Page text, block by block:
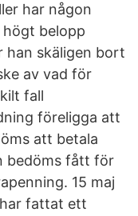
har någon
belopp
han skäligen bort
av vad för
fall
föreligga att
att betala
bedöms fått för
15 maj
har fattat ett